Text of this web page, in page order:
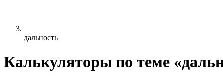
дальность
Калькуляторы по теме